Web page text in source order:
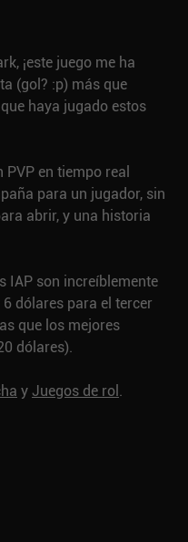
¡este juego me ha
(gol? :p) más que
haya jugado estos
PVP en tiempo real
para un jugador, sin
abrir, y una historia
IAP son increíblemente
dólares para el tercer
que los mejores
dólares).
y Juegos de rol.